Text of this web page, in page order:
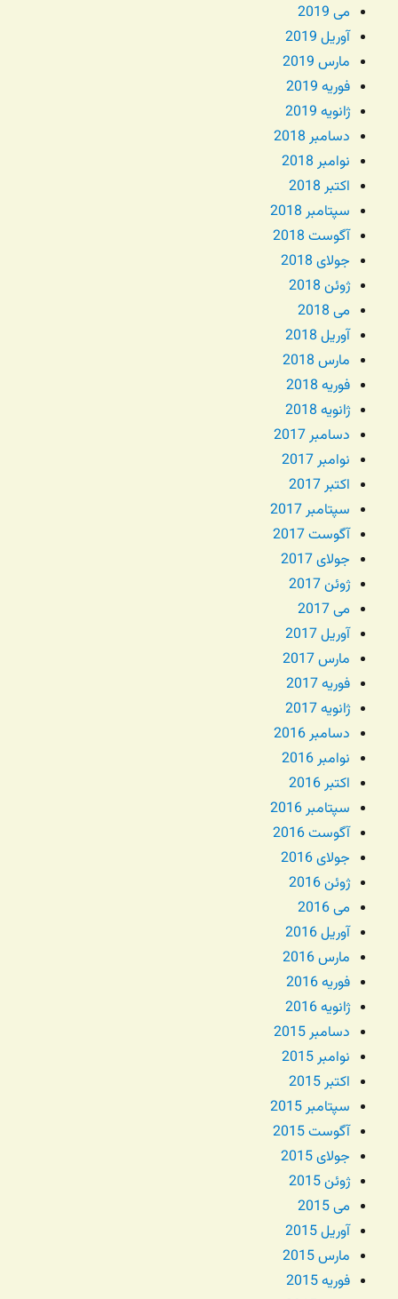
می 2019
آوریل 2019
مارس 2019
فوریه 2019
ژانویه 2019
دسامبر 2018
نوامبر 2018
اکتبر 2018
سپتامبر 2018
آگوست 2018
جولای 2018
ژوئن 2018
می 2018
آوریل 2018
مارس 2018
فوریه 2018
ژانویه 2018
دسامبر 2017
نوامبر 2017
اکتبر 2017
سپتامبر 2017
آگوست 2017
جولای 2017
ژوئن 2017
می 2017
آوریل 2017
مارس 2017
فوریه 2017
ژانویه 2017
دسامبر 2016
نوامبر 2016
اکتبر 2016
سپتامبر 2016
آگوست 2016
جولای 2016
ژوئن 2016
می 2016
آوریل 2016
مارس 2016
فوریه 2016
ژانویه 2016
دسامبر 2015
نوامبر 2015
اکتبر 2015
سپتامبر 2015
آگوست 2015
جولای 2015
ژوئن 2015
می 2015
آوریل 2015
مارس 2015
فوریه 2015